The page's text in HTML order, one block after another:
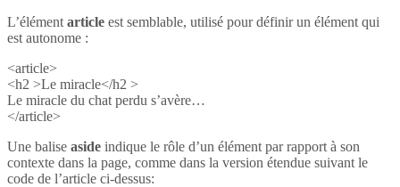
L’élément article est semblable, utilisé pour définir un élément qui
est autonome :
<article>
<h2 >Le miracle</h2 >
Le miracle du chat perdu s’avère…
</article>
Une balise aside indique le rôle d’un élément par rapport à son
contexte dans la page, comme dans la version étendue suivant le
code de l’article ci-dessus: